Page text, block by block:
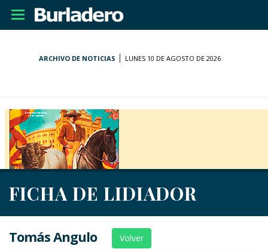
Desplegar
navegación
ARCHIVO DE NOTICIAS LUNES 10 DE AGOSTO DE 2026
FICHA DE LIDIADOR
Tomás Angulo Volver